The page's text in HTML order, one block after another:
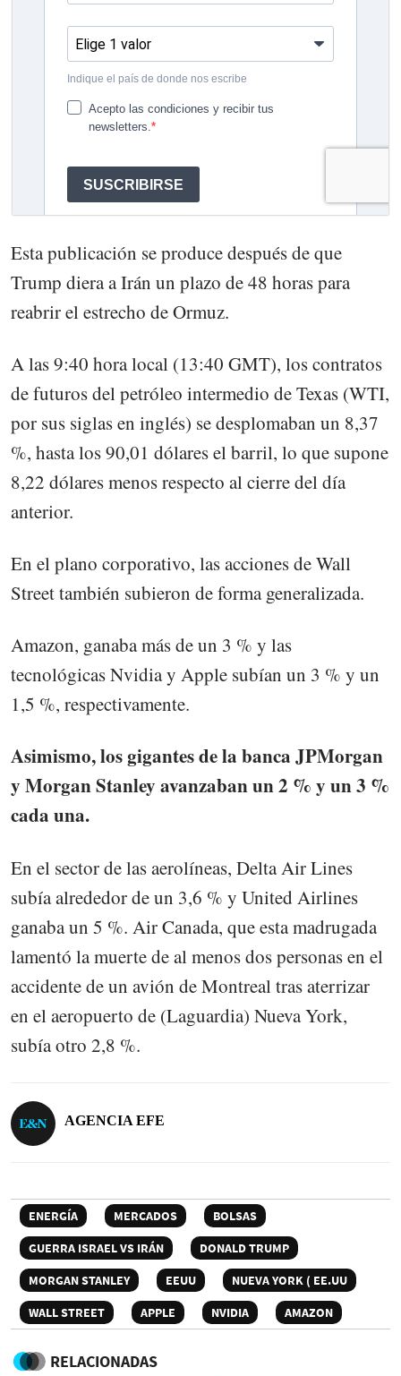
Esta publicación se produce después de que
Trump diera a Irán un plazo de 48 horas para
reabrir el estrecho de Ormuz.
A las 9:40 hora local (13:40 GMT), los contratos
de futuros del petróleo intermedio de Texas (WTI,
por sus siglas en inglés) se desplomaban un 8,37
%, hasta los 90,01 dólares el barril, lo que supone
8,22 dólares menos respecto al cierre del día
anterior.
En el plano corporativo, las acciones de Wall
Street también subieron de forma generalizada.
Amazon, ganaba más de un 3 % y las
tecnológicas Nvidia y Apple subían un 3 % y un
1,5 %, respectivamente.
Asimismo, los gigantes de la banca JPMorgan
y Morgan Stanley avanzaban un 2 % y un 3 %
cada una.
En el sector de las aerolíneas, Delta Air Lines
subía alrededor de un 3,6 % y United Airlines
ganaba un 5 %. Air Canada, que esta madrugada
lamentó la muerte de al menos dos personas en el
accidente de un avión de Montreal tras aterrizar
en el aeropuerto de (Laguardia) Nueva York,
subía otro 2,8 %.
AGENCIA EFE
ENERGÍA MERCADOS
BOLSAS
GUERRA ISRAEL VS IRÁN
DONALD TRUMP
MORGAN STANLEY
EEUU
NUEVA YORK ( EE.UU
WALL STREET
APPLE NVIDIA AMAZON
RELACIONADAS